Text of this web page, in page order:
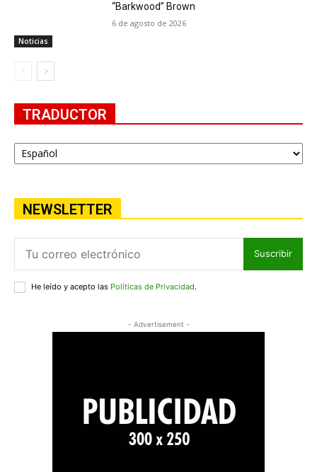
Noticias
“Barkwood” Brown
6 de agosto de 2026
TRADUCTOR
NEWSLETTER
Suscribir
He leído y acepto las Políticas de Privacidad.
- Advertisement -